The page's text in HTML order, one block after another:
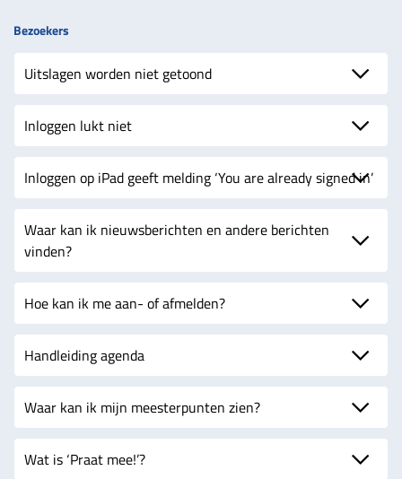
Bezoekers
Uitslagen worden niet getoond
Inloggen lukt niet
Inloggen op iPad geeft melding ‘You are already signed in’
Waar kan ik nieuwsberichten en andere berichten
vinden?
Hoe kan ik me aan- of afmelden?
Handleiding agenda
Waar kan ik mijn meesterpunten zien?
Wat is ‘Praat mee!’?